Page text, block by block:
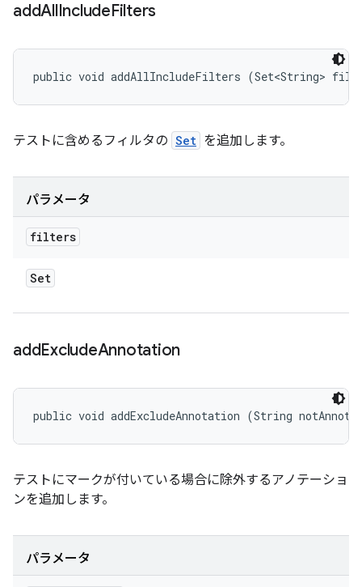
addAllIncludeFilters
public void addAllIncludeFilters (Set<String>
テストに含めるフィルタの Set を追加します。
パラメータ
filters
Set
addExcludeAnnotation
public void addExcludeAnnotation (String
テストにマークが付いている場合に除外するアノテーショ
ンを追加します。
パラメータ